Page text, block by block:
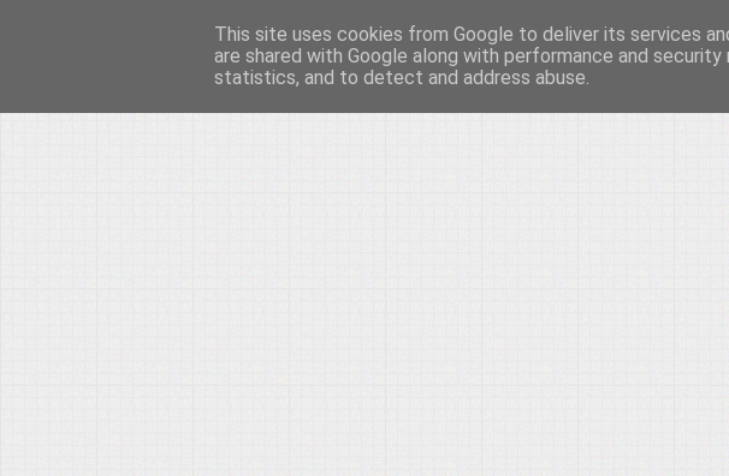
Το μεγαλείο των Τεχνών...
Είμαστε πάντα εδώ για να μιλάμε για τον πολιτισμό, σε
This site uses cookies from Google to deliver its services
are shared with Google along with performance and
statistics, and to detect and address abuse.